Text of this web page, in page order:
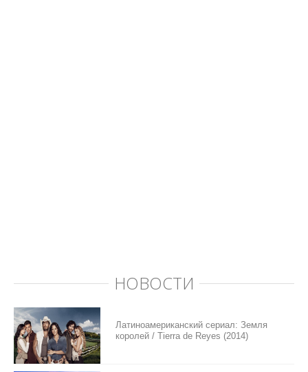
НОВОСТИ
Латиноамериканский сериал: Земля
королей / Tierra de Reyes (2014)